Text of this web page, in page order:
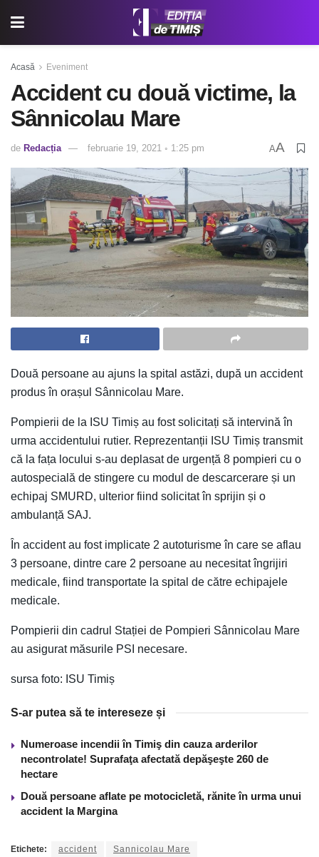
Acasă Eveniment
Accident cu două victime, la
Sânnicolau Mare
de Redacția februarie 19, 2021 ◦ 1:25 pm AA
Două persoane au ajuns la spital astăzi, după un accident
produs în orașul Sânnicolau Mare.
Pompierii de la ISU Timiș au fost solicitați să intervină în
urma accidentului rutier. Reprezentanții ISU Timiș transmit
că la fața locului s-au deplasat de urgență 8 pompieri cu o
autospecială de stingere cu modul de descarcerare și un
echipaj SMURD, ulterior fiind solicitat în sprijin și o
ambulanță SAJ.
În accident au fost implicate 2 autoturisme în care se aflau
3 persoane, dintre care 2 persoane au necesitat îngrijiri
medicale, fiind transportate la spital de către echipajele
medicale.
Pompierii din cadrul Stației de Pompieri Sânnicolau Mare
au asigurat măsurile PSI necesare.
sursa foto: ISU Timiș
S-ar putea să te intereseze și
Numeroase incendii în Timiş din cauza arderilor
necontrolate! Suprafaţa afectată depăşeşte 260 de
hectare
Două persoane aflate pe motocicletă, rănite în urma unui
accident la Margina
Etichete: accident Sannicolau Mare